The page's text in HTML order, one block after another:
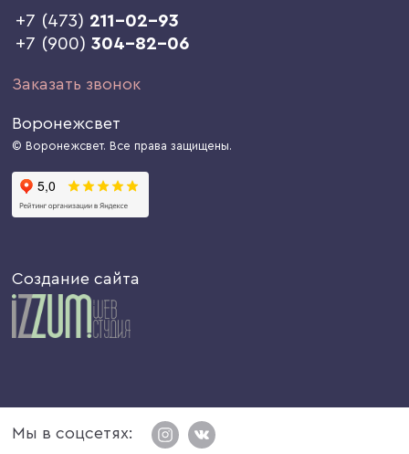
+7 (473) 211-02-93
+7 (900)304-82-06
Заказать звонок
Воронежсвет
© Воронежсвет. Все права защищены.
Создание сайта
Мы в соцсетях: